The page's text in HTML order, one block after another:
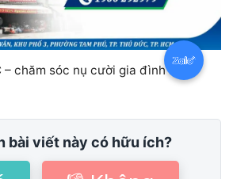
– chăm sóc nụ cười gia đình bạn
bài viết này có hữu ích?